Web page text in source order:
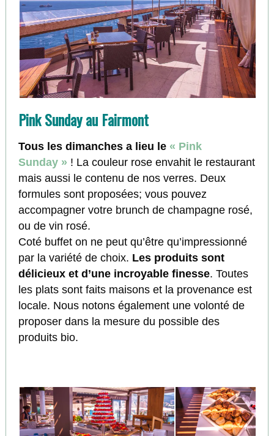
Pink Sunday au Fairmont
Tous les dimanches a lieu le « Pink
Sunday » ! La couleur rose envahit le restaurant
mais aussi le contenu de nos verres. Deux
formules sont proposées; vous pouvez
accompagner votre brunch de champagne rosé,
ou de vin rosé.
Coté buffet on ne peut qu’être qu’impressionné
par la variété de choix. Les produits sont
délicieux et d’une incroyable finesse. Toutes
les plats sont faits maisons et la provenance est
locale. Nous notons également une volonté de
proposer dans la mesure du possible des
produits bio.